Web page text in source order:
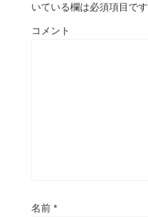
いている欄は必須項目です
コメント
名前 *